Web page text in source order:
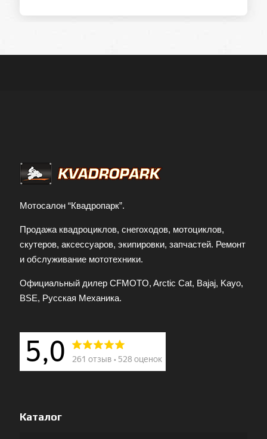
Мотосалон “Квадропарк”.
Продажа квадроциклов, снегоходов, мотоциклов,
скутеров, аксессуаров, экипировки, запчастей. Ремонт
и обслуживание мототехники.
Официальный дилер CFMOTO, Arctic Cat, Bajaj, Kayo,
BSE, Русская Механика.
Каталог